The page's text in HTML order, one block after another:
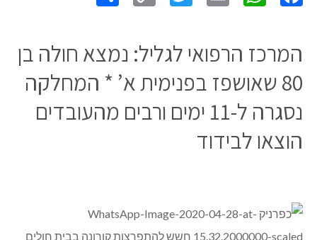
Facebook
WhatsApp
Email
Twitter
Copy
Share
המרכז הרפואי לגליל: נמצא חולה בן